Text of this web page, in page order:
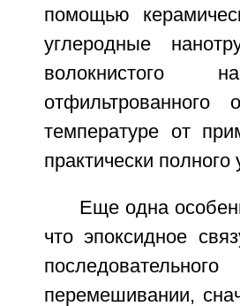
помощью
углеродные
волокнистого
температуре от
практически
Еще одна
что эпоксидное
перемешивании,